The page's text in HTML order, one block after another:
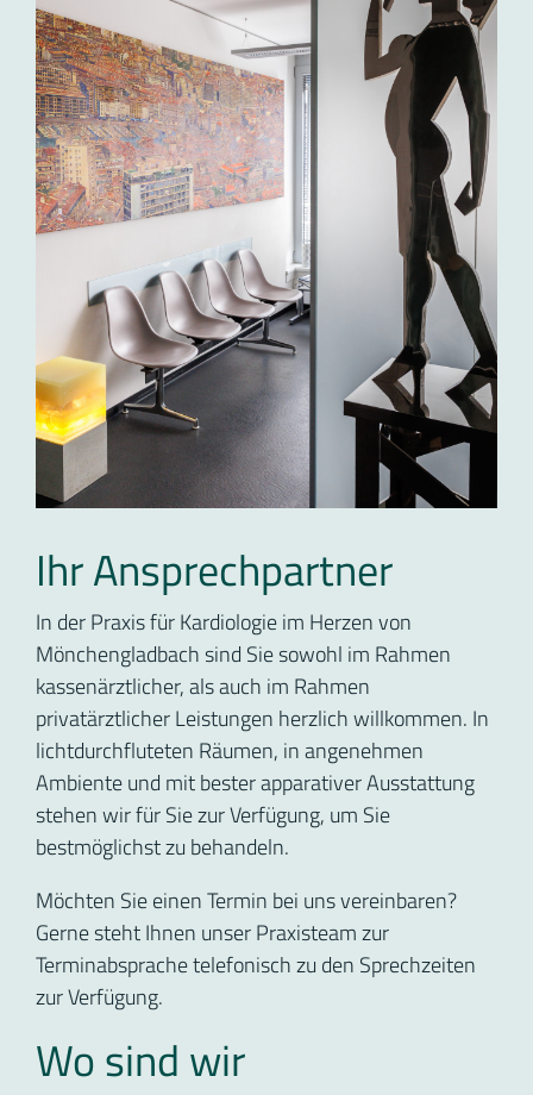
Ihr Ansprechpartner
In der Praxis für Kardiologie im Herzen von
Mönchengladbach sind Sie sowohl im Rahmen
kassenärztlicher, als auch im Rahmen
privatärztlicher Leistungen herzlich willkommen. In
lichtdurchfluteten Räumen, in angenehmen
Ambiente und mit bester apparativer Ausstattung
stehen wir für Sie zur Verfügung, um Sie
bestmöglichst zu behandeln.
Möchten Sie einen Termin bei uns vereinbaren?
Gerne steht Ihnen unser Praxisteam zur
Terminabsprache telefonisch zu den Sprechzeiten
zur Verfügung.
Wo sind wir